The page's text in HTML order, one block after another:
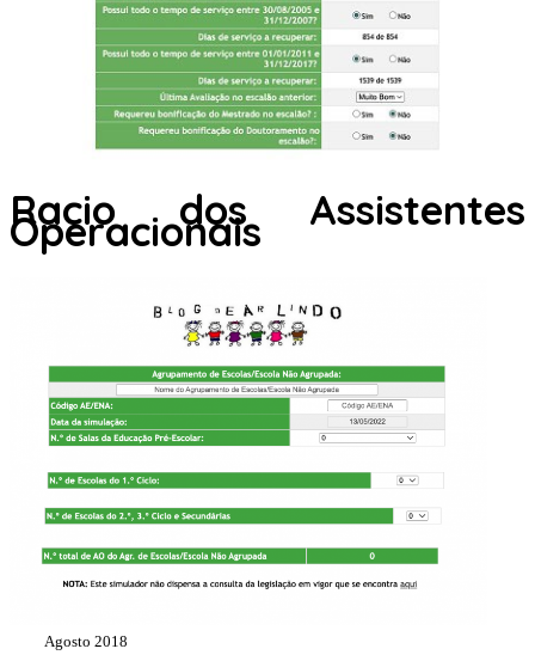
Racio dos Assistentes
Operacionais
Agosto 2018